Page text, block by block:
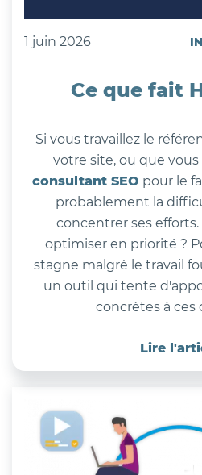
1 juin 2026
Ce que fait
Si vous travaillez le
votre site, ou que vous
consultant SEO pour le
probablement la
concentrer ses
optimiser en priorité ?
stagne malgré le travail
un outil qui tente
concrètes à ces
Lire